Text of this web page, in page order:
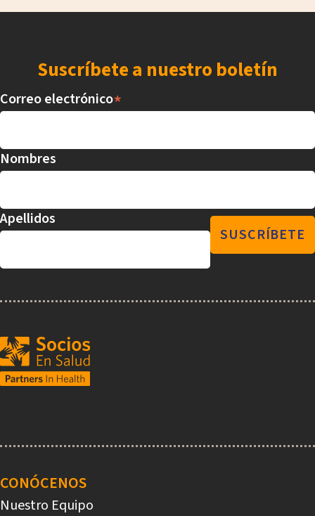
Suscríbete a nuestro boletín
Correo electrónico*
Nombres
Apellidos
Main
navigation
CONÓCENOS
Nuestro Equipo